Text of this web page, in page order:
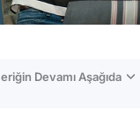
Devamı Aşağıda